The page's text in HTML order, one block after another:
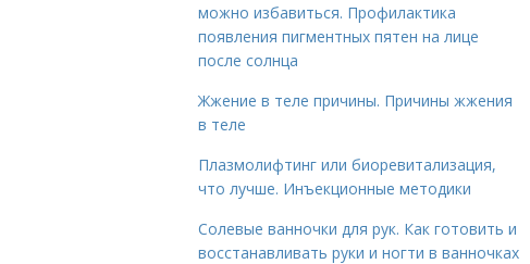
можно избавиться. Профилактика
появления пигментных пятен на лице
после солнца
Жжение в теле причины. Причины жжения
в теле
Плазмолифтинг или биоревитализация,
что лучше. Инъекционные методики
Солевые ванночки для рук. Как готовить и
восстанавливать руки и ногти в ванночках